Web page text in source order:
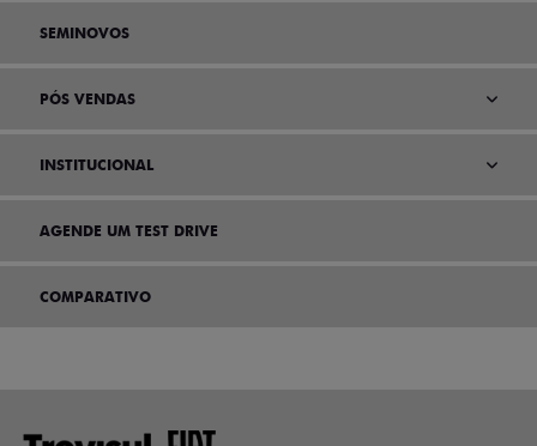
SEMINOVOS
PÓS VENDAS
INSTITUCIONAL
AGENDE UM TEST DRIVE
COMPARATIVO